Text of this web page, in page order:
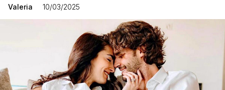
Valeria 10/03/2025